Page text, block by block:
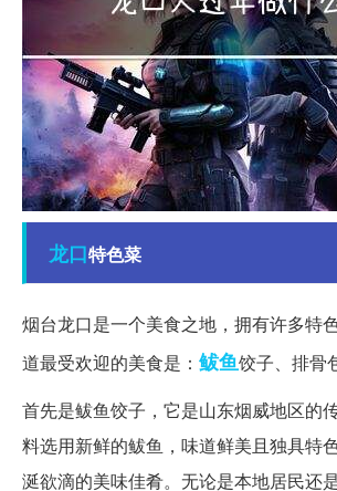
龙口特色菜
烟台龙口是一个美食之地，拥有许多特
道最受欢迎的美食是： 鲅鱼饺子、排骨
首先是鲅鱼饺子，它是山东烟威地区的
料选用新鲜的鲅鱼，味道鲜美且独具特
涎欲滴的美味佳肴。无论是本地居民还